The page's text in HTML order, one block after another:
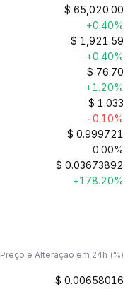
$ 65,020.00
+0.40%
$ 1,921.59
+0.40%
$ 76.70
+1.20%
$ 1.033
-0.10%
$ 0.999721
0.00%
$ 0.03673892
+178.20%
Preço e Alteração em 24h (%)
$ 0.00658016